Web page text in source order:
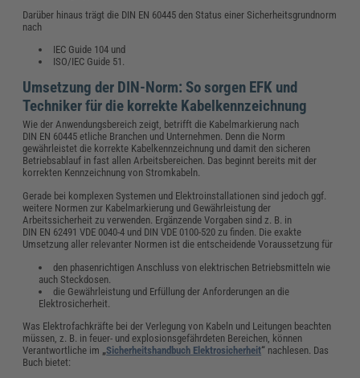
Darüber hinaus trägt die DIN EN 60445 den Status einer Sicherheitsgrundnorm
nach
IEC Guide 104 und
ISO/IEC Guide 51.
Umsetzung der DIN-Norm: So sorgen EFK und
Techniker für die korrekte Kabelkennzeichnung
Wie der Anwendungsbereich zeigt, betrifft die Kabelmarkierung nach
DIN EN 60445 etliche Branchen und Unternehmen. Denn die Norm
gewährleistet die korrekte Kabelkennzeichnung und damit den sicheren
Betriebsablauf in fast allen Arbeitsbereichen. Das beginnt bereits mit der
korrekten Kennzeichnung von Stromkabeln.
Gerade bei komplexen Systemen und Elektroinstallationen sind jedoch ggf.
weitere Normen zur Kabelmarkierung und Gewährleistung der
Arbeitssicherheit zu verwenden. Ergänzende Vorgaben sind z. B. in
DIN EN 62491 VDE 0040-4 und DIN VDE 0100-520 zu finden. Die exakte
Umsetzung aller relevanter Normen ist die entscheidende Voraussetzung für
den phasenrichtigen Anschluss von elektrischen Betriebsmitteln wie
auch Steckdosen.
die Gewährleistung und Erfüllung der Anforderungen an die
Elektrosicherheit.
Was Elektrofachkräfte bei der Verlegung von Kabeln und Leitungen beachten
müssen, z. B. in feuer- und explosionsgefährdeten Bereichen, können
Verantwortliche im „Sicherheitshandbuch Elektrosicherheit“ nachlesen. Das
Buch bietet: